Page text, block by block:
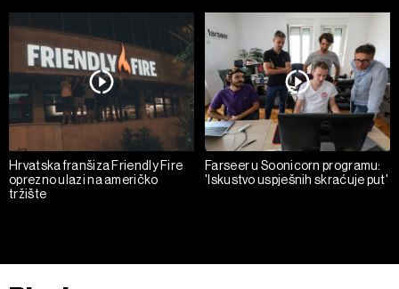
Hrvatska franšiza Friendly Fire
oprezno ulazi na američko
tržište
Farseer u Soonicorn programu:
'Iskustvo uspješnih skraćuje put'